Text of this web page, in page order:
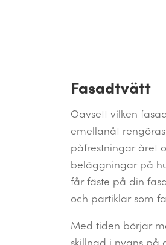
Fasadtvätt
Oavsett vilken
emellanåt
påfrestningar året
beläggningar på
får fäste på din
och partiklar som
Med tiden börjar
skillnad i nyans på